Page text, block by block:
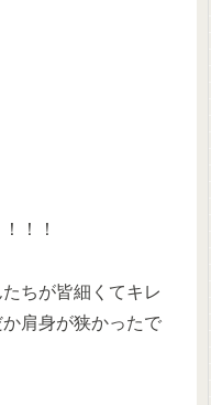
！！
ちが皆細くてキレ
肩身が狭かったで